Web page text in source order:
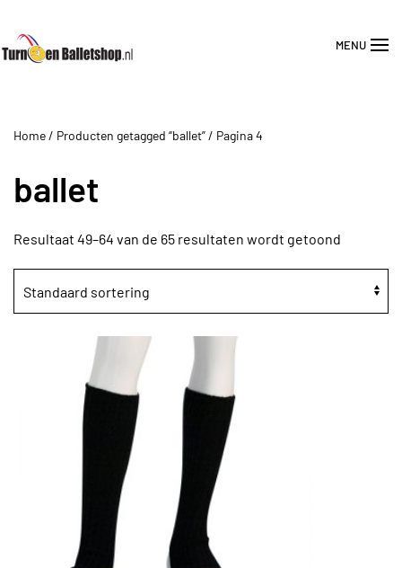
Overslaan en naar de inhoud gaan MENU
Home/ Producten getagged “ballet”/ Pagina 4
ballet
Resultaat 49–64 van de 65 resultaten wordt getoond